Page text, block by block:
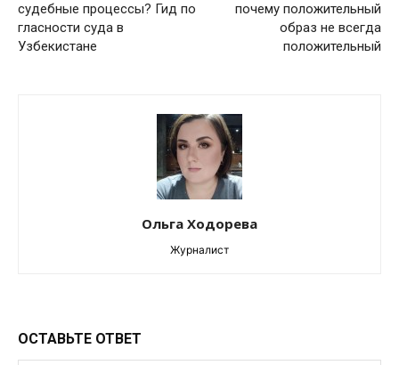
судебные процессы? Гид по
гласности суда в
Узбекистане
почему положительный
образ не всегда
положительный
Ольга Ходорева
Журналист
ОСТАВЬТЕ ОТВЕТ